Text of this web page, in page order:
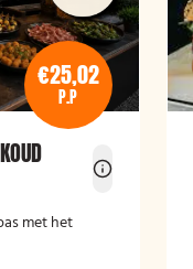
€25,02
P.P
met het